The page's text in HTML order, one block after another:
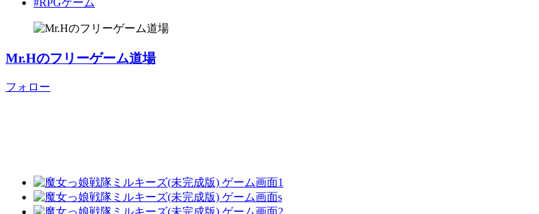
Mr.Hのフリーゲーム道場
フォロー